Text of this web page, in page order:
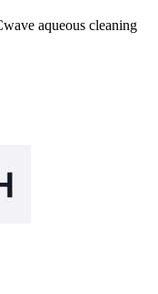
aqueous cleaning